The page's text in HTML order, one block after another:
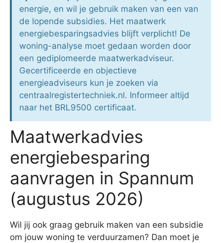
energie, en wil je gebruik maken van een van
de lopende subsidies. Het maatwerk
energiebesparingsadvies blijft verplicht! De
woning-analyse moet gedaan worden door
een gediplomeerde maatwerkadviseur.
Gecertificeerde en objectieve
energieadviseurs kun je zoeken via
centraalregistertechniek.nl. Informeer altijd
naar het BRL9500 certificaat.
Maatwerkadvies
energiebesparing
aanvragen in Spannum
(augustus 2026)
Wil jij ook graag gebruik maken van een subsidie
om jouw woning te verduurzamen? Dan moet je